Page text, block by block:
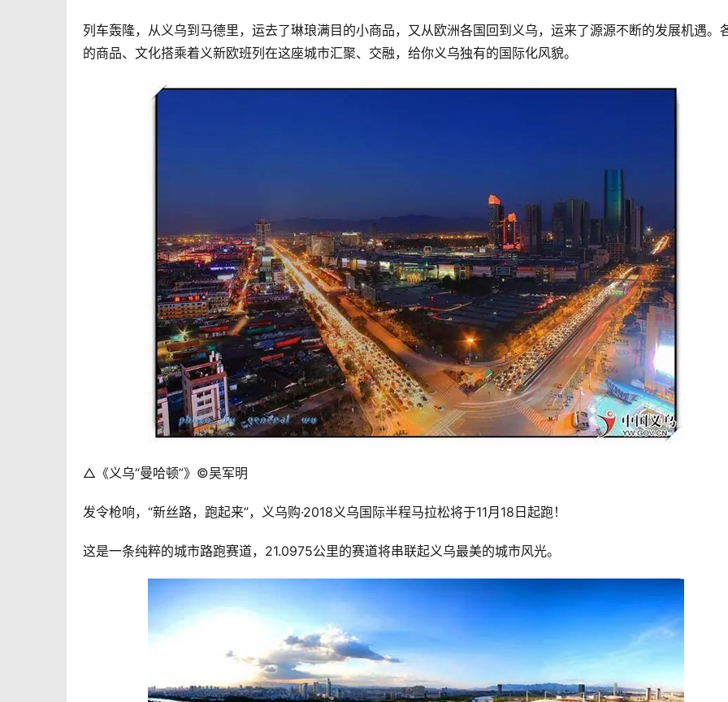
列车轰隆，从义乌到马德里，运去了琳琅满目的小商品，又从欧洲各国回到义乌，运来了源源不断的发展机遇。
的商品、文化搭乘着义新欧班列在这座城市汇聚、交融，给你义乌独有的国际化风貌。
△《义乌“曼哈顿”》©吴军明
发令枪响，“新丝路，跑起来”，义乌购·2018义乌国际半程马拉松将于11月18日起跑！
这是一条纯粹的城市路跑赛道，21.0975公里的赛道将串联起义乌最美的城市风光。